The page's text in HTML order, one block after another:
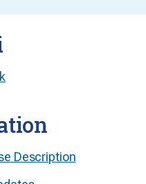
Description